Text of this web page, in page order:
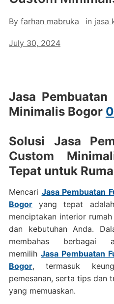
By farhan mabruka in jasa
July 30, 2024
Jasa
Minimalis Bogor
Solusi Jasa
Custom
Tepat untuk
Mencari Jasa Pembuatan
Bogoryang tepat
menciptakan interior
dan kebutuhan Anda.
membahas berbagai
memilih Jasa Pembuatan
Bogor, termasuk
pemesanan, serta tips dan
yang memuaskan.